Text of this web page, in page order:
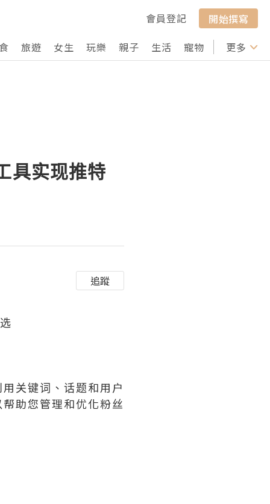
會員登記
開始撰寫
旅遊 女生 玩樂 親子 生活 寵物 行山 打卡
更多
具实现推特
追蹤
关键词、话题和用户
助您管理和优化粉丝